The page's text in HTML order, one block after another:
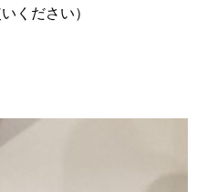
ください）